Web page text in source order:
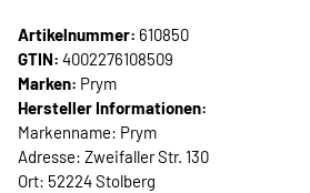
Artikelnummer: 610850
GTIN: 4002276108509
Marken: Prym
Hersteller Informationen:
Markenname: Prym
Adresse: Zweifaller Str. 130
Ort: 52224 Stolberg